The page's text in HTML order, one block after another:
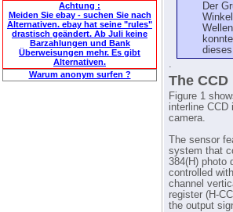
Achtung :
Meiden Sie ebay - suchen Sie nach
Alternativen. ebay hat seine "rules"
drastisch geändert. Ab Juli keine
Barzahlungen und Bank
Überweisungen mehr. Es gibt
Alternativen.
Warum anonym surfen ?
Der
.
The
Figure 1
interline CCD
camera.
The sensor
system that
384(H) photo
controlled
channel
register (H-
the output